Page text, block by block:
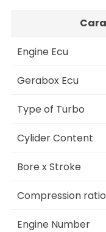
Engine Ecu
Gerabox Ecu
Type of Turbo
Cylider Content
Bore x Stroke
Compression ratio
Engine Number